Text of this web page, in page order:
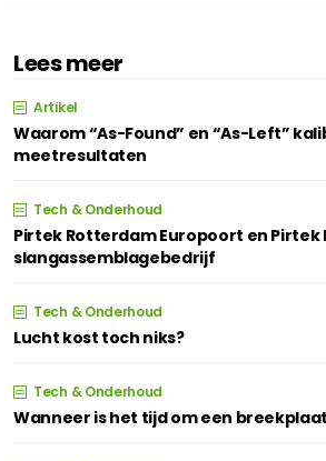
Lees meer
Artikel
Waarom “As-Found” en “As-Left”
meetresultaten
Tech & Onderhoud
Pirtek Rotterdam Europoort en
slangassemblagebedrijf
Tech & Onderhoud
Lucht kost toch niks?
Tech & Onderhoud
Wanneer is het tijd om een